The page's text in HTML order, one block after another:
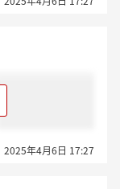
2025年4月6日 17:27